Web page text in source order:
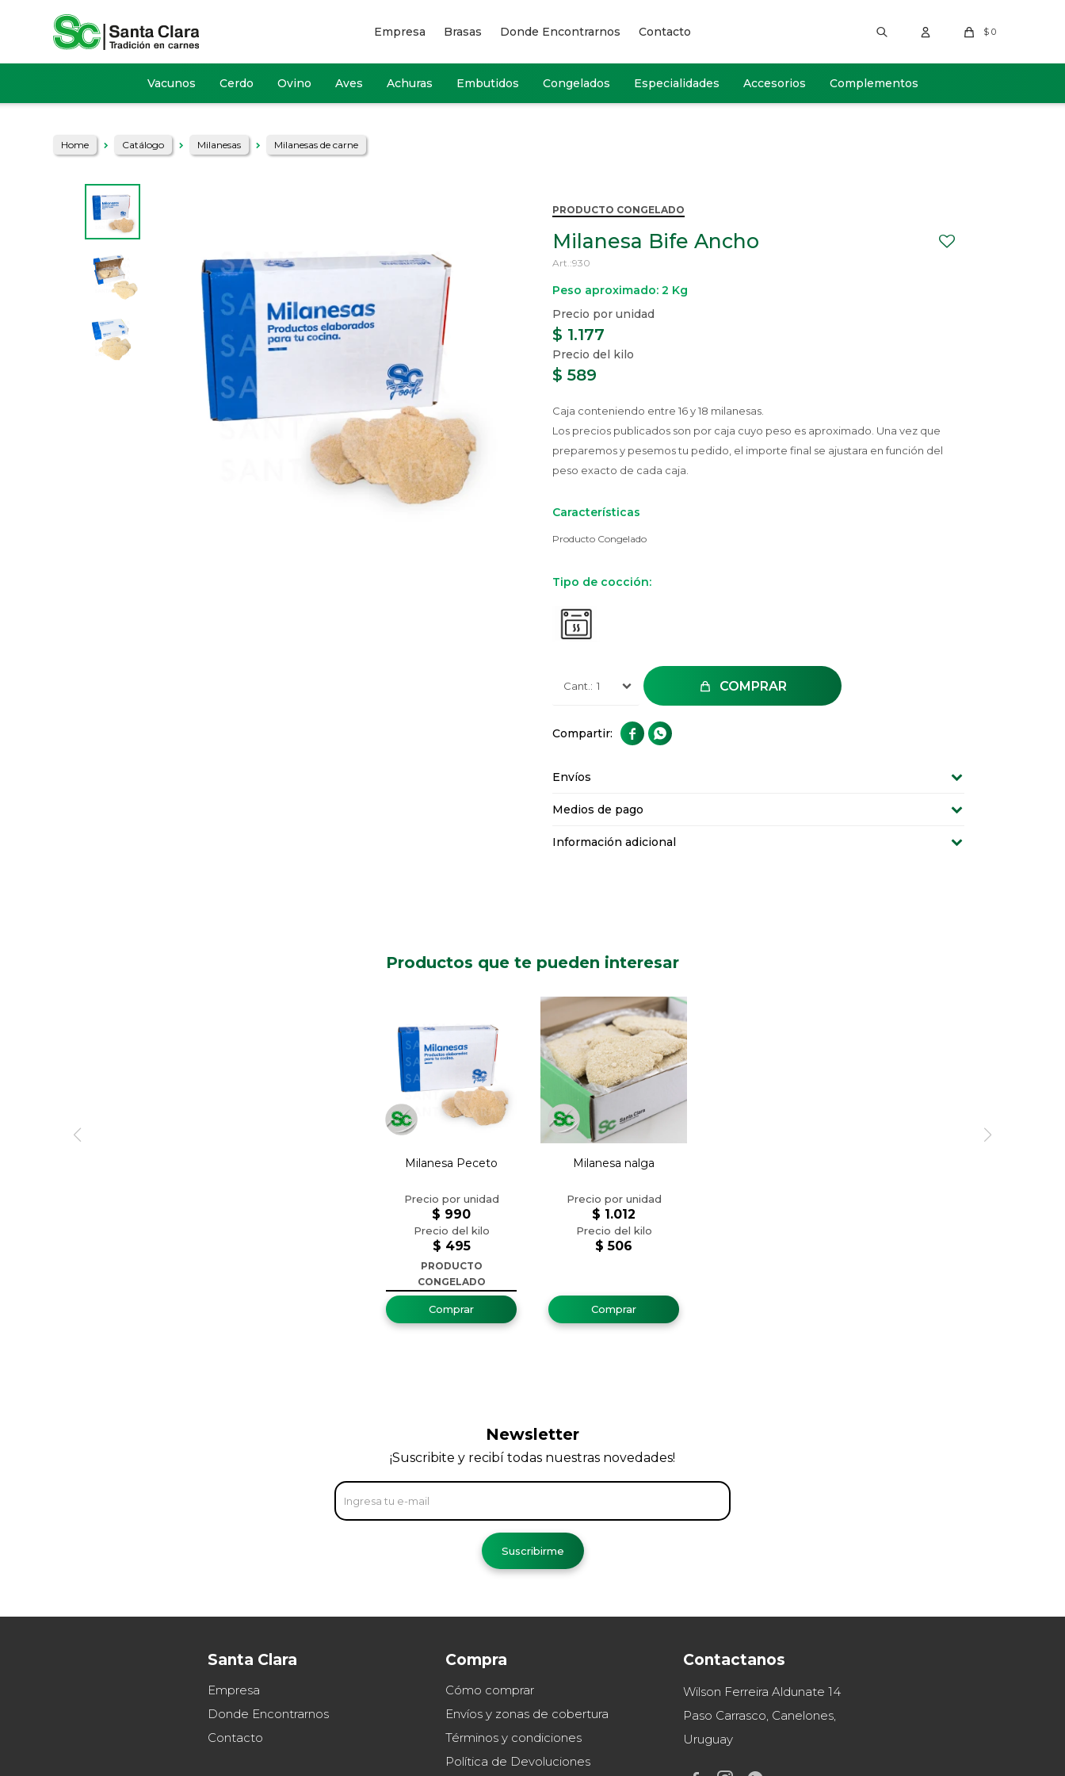
Vacunos Cerdo Ovino Aves Achuras Embutidos Congelados Especialidades Accesorios Complementos
$ 0
Empresa Brasas Donde Encontrarnos Contacto
Home Catálogo Milanesas Milanesas de carne
PRODUCTO CONGELADO
Milanesa Bife Ancho
930
Peso aproximado: 2 Kg
$ 589
$ 1.177
Caja conteniendo entre 16 y 18 milanesas.
Los precios publicados son por caja cuyo peso es aproximado. Una vez que
preparemos y pesemos tu pedido, el importe final se ajustara en función del
peso exacto de cada caja.
Características
Producto Congelado
Tipo de cocción:
1 COMPRAR
 
Envíos
Medios de pago
Información adicional
Productos que te pueden interesar
Milanesa Peceto
$ 495
$ 990
PRODUCTO
CONGELADO
Milanesa nalga
$ 506
$ 1.012
Santa Clara
Empresa
Donde Encontrarnos
Contacto
Compra
Cómo comprar
Envíos y zonas de cobertura
Términos y condiciones
Política de Devoluciones
Contactanos
Wilson Ferreira Aldunate 14
Paso Carrasco, Canelones,
Uruguay
Newsletter
¡Suscribite y recibí todas nuestras novedades!
Suscribirme